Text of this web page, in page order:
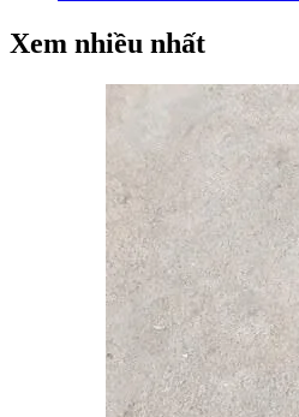
Xem nhiều nhất